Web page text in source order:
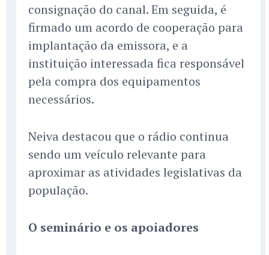
consignação do canal. Em seguida, é
firmado um acordo de cooperação para
implantação da emissora, e a
instituição interessada fica responsável
pela compra dos equipamentos
necessários.
Neiva destacou que o rádio continua
sendo um veículo relevante para
aproximar as atividades legislativas da
população.
O seminário e os apoiadores